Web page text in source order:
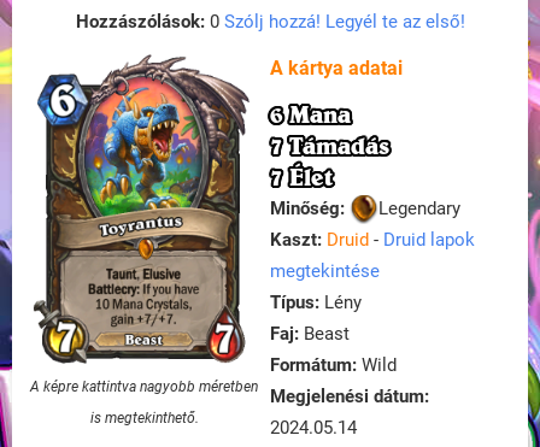
Hozzászólások:0 Szólj hozzá! Legyél te az első!
A képre kattintva nagyobb méretben
is megtekinthető.
A kártya adatai
6 Mana
7 Támadás
7 Élet
Minőség:
Legendary
Kaszt: Druid - Druid lapok
megtekintése
Típus: Lény
Faj: Beast
Formátum: Wild
Megjelenési dátum:
2024.05.14